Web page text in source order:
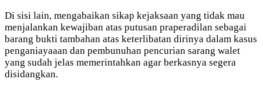
Di sisi lain, mengabaikan sikap kejaksaan yang tidak mau
menjalankan kewajiban atas putusan praperadilan sebagai
barang bukti tambahan atas keterlibatan dirinya dalam kasus
penganiayaaan dan pembunuhan pencurian sarang walet
yang sudah jelas memerintahkan agar berkasnya segera
disidangkan.